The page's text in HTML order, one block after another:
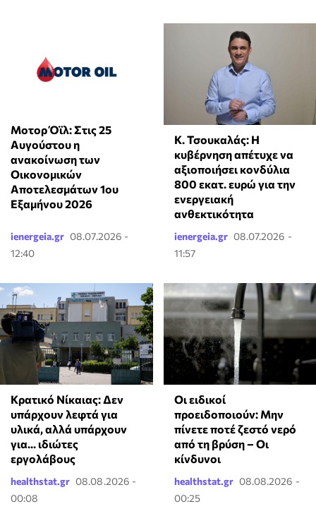
Μοτορ Όϊλ: Στις 25
Αυγούστου η
ανακοίνωση των
Οικονομικών
Αποτελεσμάτων 1ου
Εξαμήνου 2026
ienergeia.gr 08.07.2026 -
12:40
Κ. Τσουκαλάς: Η
κυβέρνηση απέτυχε να
αξιοποιήσει κονδύλια
800 εκατ. ευρώ για την
ενεργειακή
ανθεκτικότητα
ienergeia.gr 08.07.2026 -
11:57
Κρατικό Νίκαιας: Δεν
υπάρχουν λεφτά για
υλικά, αλλά υπάρχουν
για... ιδιώτες
εργολάβους
healthstat.gr 08.08.2026 -
00:08
Οι ειδικοί
προειδοποιούν: Μην
πίνετε ποτέ ζεστό νερό
από τη βρύση – Οι
κίνδυνοι
healthstat.gr 08.08.2026 -
00:25